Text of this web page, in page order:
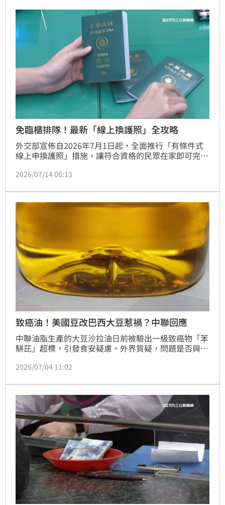
免臨櫃排隊！最新「線上換護照」全攻略
外交部宣佈自2026年7月1日起，全面推行「有條件式
線上申換護照」措施，讓符合資格的民眾在家即可完成
成年人，且護照已逾期或效期不足一年，個人資料無變
規格的照片並完成線上繳費，待系統通知後，親自攜帶
身分證至指定地點領取。此政策不適用於急件申請，且
領照時需本人親自前往。外交部提醒，常見退件主因多
為照片規格不符，建議申辦前詳閱電子檔案規範，確保
數位照片背景純白且非翻拍，以利審核順利通過，享受
更便捷的換照服務。
2026/07/14 06:13
致癌油！美國豆改巴西大豆惹禍？中聯回應
中聯油脂生產的大豆沙拉油日前被驗出一級致癌物「苯
駢芘」超標，引發食安疑慮。外界質疑，問題是否與業
脂蔣姓襄理今（4日）表示，美國與巴西大豆本就依產
家全面檢視原料與生產流程，相關原因仍待衛福部食藥
署調查釐清。
2026/07/04 11:02